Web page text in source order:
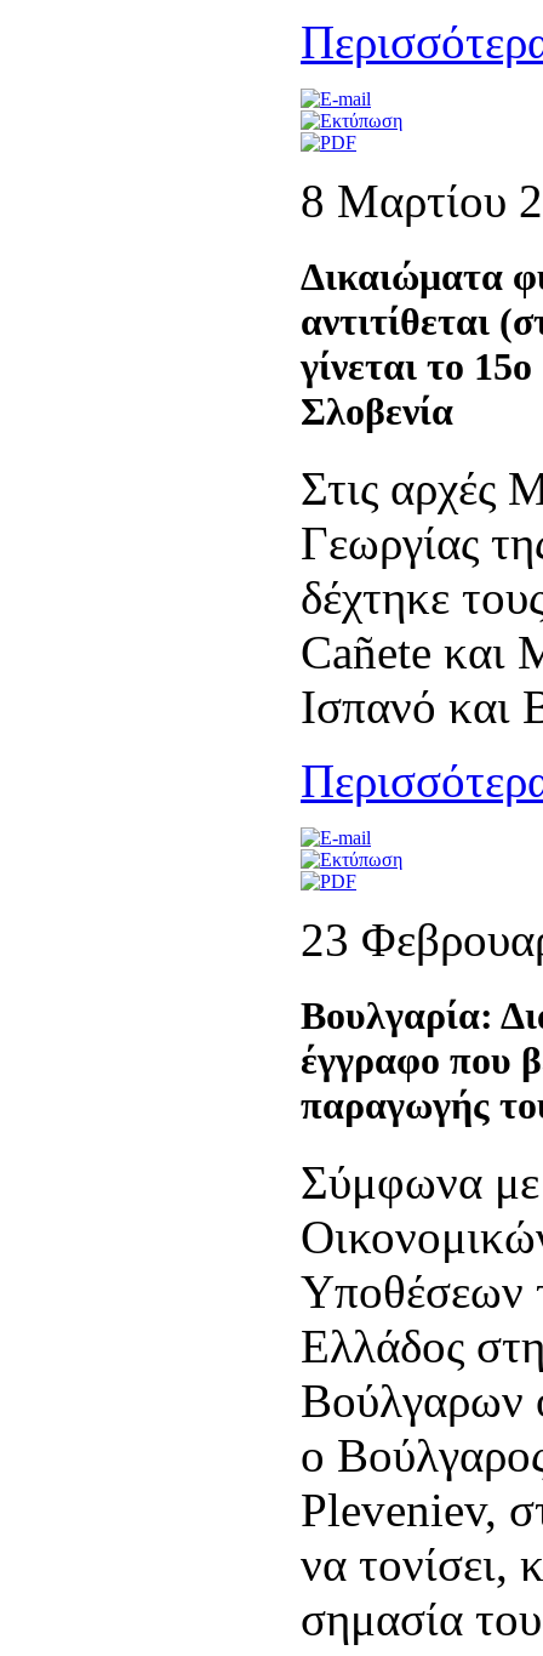
8 Μαρτίου
Δικαιώματα
αντιτίθεται
γίνεται το
Σλοβενία
Στις αρχές
Γεωργίας
δέχτηκε
Cañete και
Ισπανό και
23
Βουλγαρία:
έγγραφο που
παραγωγής
Σύμφωνα με
Υποθέσεων
Ελλάδος
Βούλγαρων
ο
Pleveniev,
να τονίσει,
σημασία